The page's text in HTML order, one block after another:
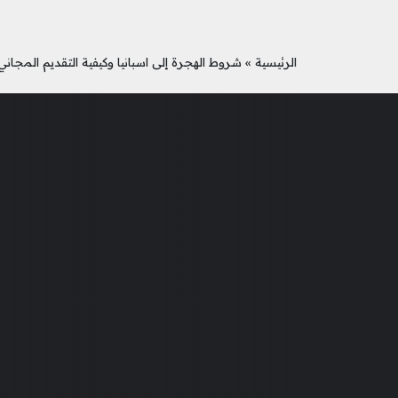
الرئيسية » شروط الهجرة إلى اسبانيا وكيفية التقديم المجاني